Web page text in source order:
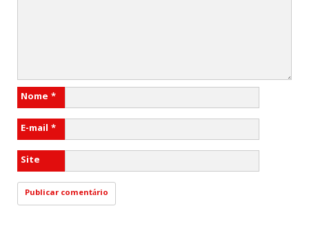
Nome *
E-mail *
Site